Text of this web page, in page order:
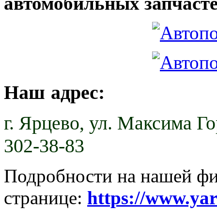
Наш адрес:
г. Ярцево, ул. Максима
302-38-83
Подробности на нашей
странице: https://